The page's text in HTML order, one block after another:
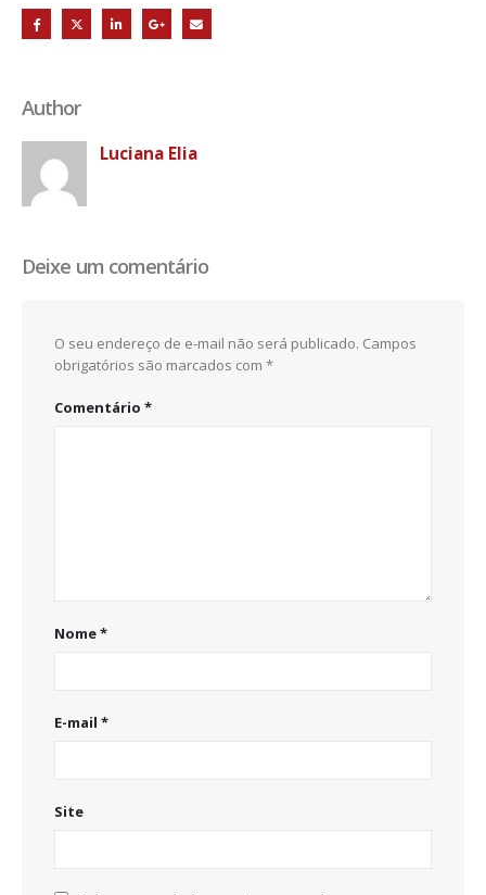
Author
Luciana Elia
Deixe um comentário
O seu endereço de e-mail não será publicado. Campos
obrigatórios são marcados com *
Comentário *
Nome*
E-mail *
Site